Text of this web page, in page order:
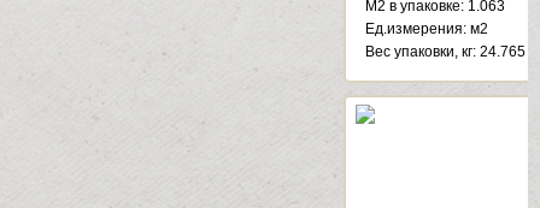
М2 в упаковке: 1.063
Ед.измерения: м2
Веc упаковки, кг: 24.765